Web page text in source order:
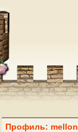
Профиль: mellon